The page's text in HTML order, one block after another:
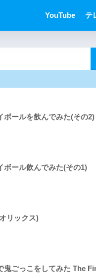
YouTube テ
ボールを飲んでみた(その2)
ボール飲んでみた(その1)
リックス)
鬼ごっこをしてみた The